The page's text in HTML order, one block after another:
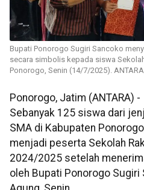
Bupati Ponorogo Sugiri Sancoko
secara simbolis kepada siswa
Ponorogo, Senin (14/7/2025).
Ponorogo, Jatim (ANTARA) -
Sebanyak 125 siswa dari
SMA di Kabupaten
menjadi peserta Sekolah
2024/2025 setelah
oleh Bupati Ponorogo Sugiri